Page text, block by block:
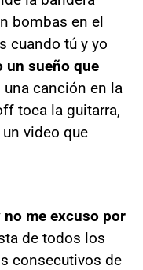
bombas en el
cuando tú y yo
un sueño que
una canción en la
toca la guitarra,
video que
me excuso por
de todos los
consecutivos de